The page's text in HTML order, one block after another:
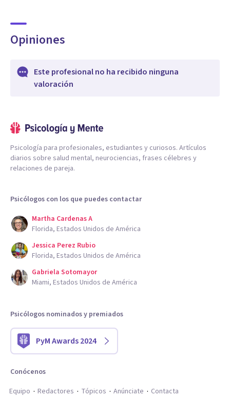
Opiniones
Este profesional no ha recibido ninguna
valoración
Psicología para profesionales, estudiantes y curiosos. Artículos
diarios sobre salud mental, neurociencias, frases célebres y
relaciones de pareja.
Psicólogos con los que puedes contactar
Martha Cardenas A
Florida, Estados Unidos de América
Jessica Perez Rubio
Florida, Estados Unidos de América
Gabriela Sotomayor
Miami, Estados Unidos de América
Psicólogos nominados y premiados
PyM Awards 2024
Conócenos
Equipo
Redactores Tópicos Anúnciate Contacta